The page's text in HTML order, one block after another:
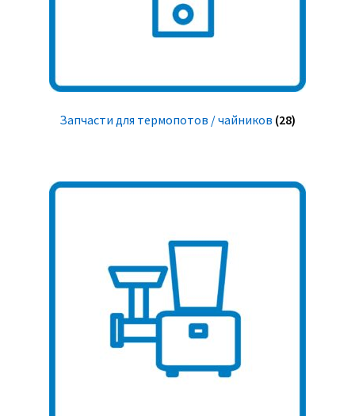
Запчасти для термопотов / чайников (28)